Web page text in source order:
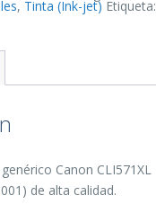
, Tinta (Ink-jet) Etiqueta:
Canon CLI571XL
de alta calidad.